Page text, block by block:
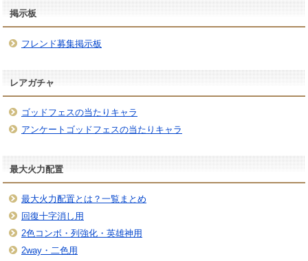
掲示板
フレンド募集掲示板
レアガチャ
ゴッドフェスの当たりキャラ
アンケートゴッドフェスの当たりキャラ
最大火力配置
最大火力配置とは？一覧まとめ
回復十字消し用
2色コンボ・列強化・英雄神用
2way・二色用